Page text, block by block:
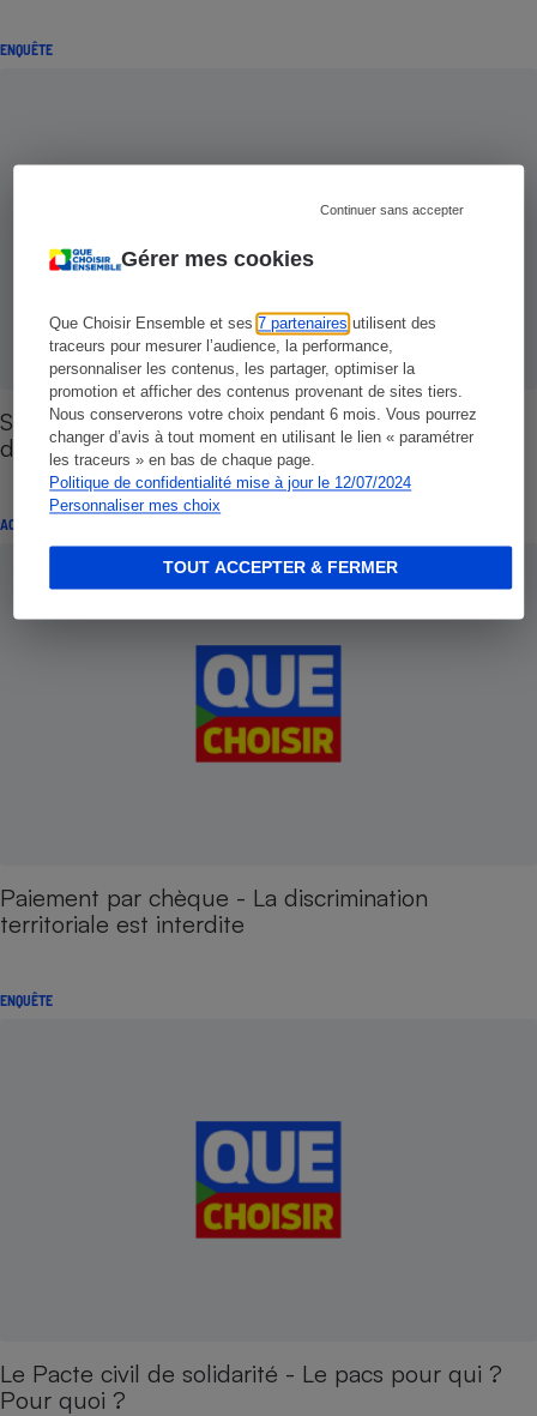
Gérer mes cookies
Que Choisir Ensemble et ses7 partenaires utilisent des
traceurs pour mesurer l’audience, la performance,
personnaliser les contenus, les partager, optimiser la
promotion et afficher des contenus provenant de sites tiers.
Nous conserverons votre choix pendant 6 mois. Vous pourrez
changer d’avis à tout moment en utilisant le lien « paramétrer
les traceurs » en bas de chaque page.
Politique de confidentialité mise à jour le 12/07/2024
Personnaliser mes choix
Continuer sans accepter
TOUT ACCEPTER & FERMER
ENQUÊTE
Services à la personne - Tout un cahier de
doléances
ACTUALITÉ
Paiement par chèque - La discrimination
territoriale est interdite
ENQUÊTE
Le Pacte civil de solidarité - Le pacs pour qui ?
Pour quoi ?